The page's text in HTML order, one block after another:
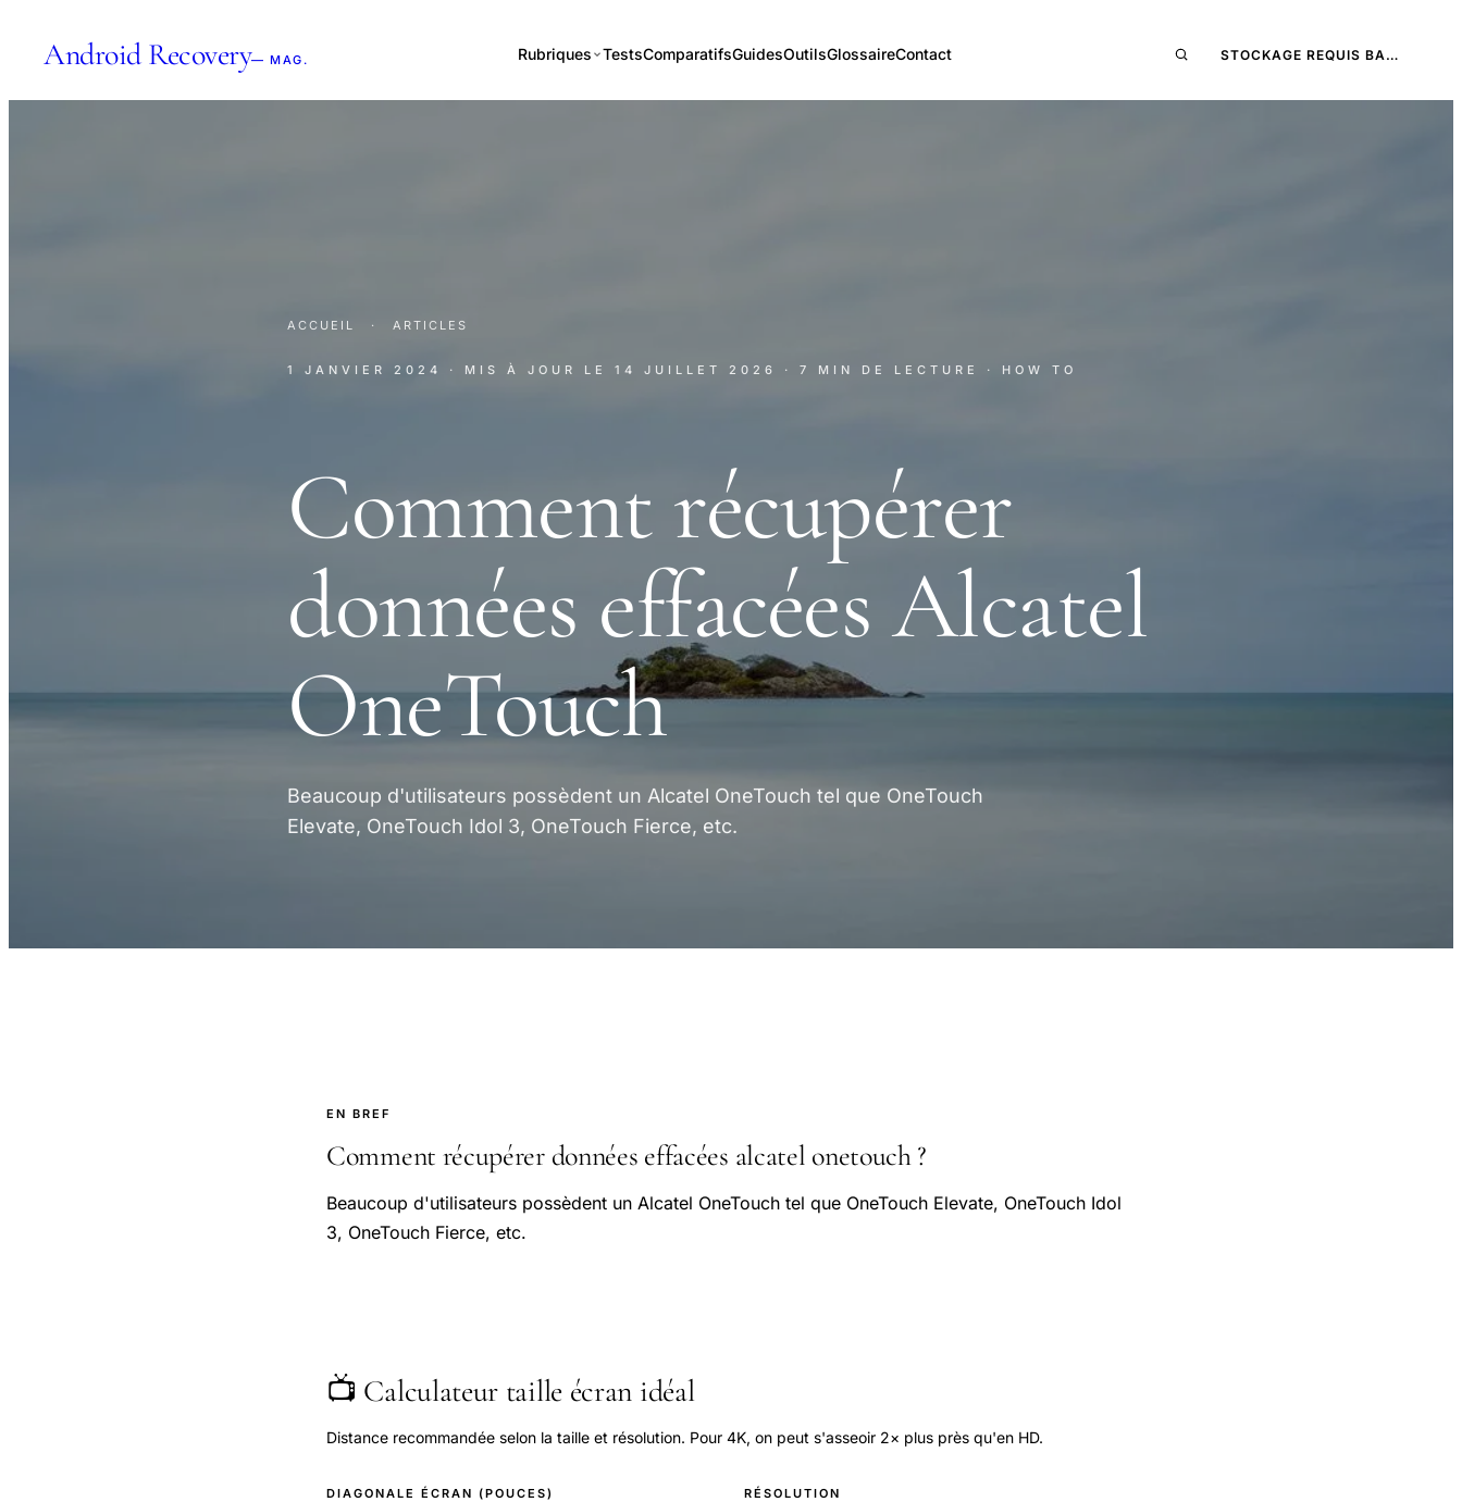
Android Recovery— MAG. Rubriques TestsComparatifsGuidesOutilsGlossaireContact STOCKAGE REQUIS BA…
ACCUEIL · ARTICLES
1 JANVIER 2024 · MIS À JOUR LE 14 JUILLET 2026 · 7 MIN DE LECTURE · HOW TO
Comment récupérer
données effacées Alcatel
OneTouch
Beaucoup d'utilisateurs possèdent un Alcatel OneTouch tel que OneTouch
Elevate, OneTouch Idol 3, OneTouch Fierce, etc.
EN BREF
Comment récupérer données effacées alcatel onetouch ?
Beaucoup d'utilisateurs possèdent un Alcatel OneTouch tel que OneTouch Elevate, OneTouch Idol
3, OneTouch Fierce, etc.
📺 Calculateur taille écran idéal
Distance recommandée selon la taille et résolution. Pour 4K, on peut s'asseoir 2× plus près qu'en HD.
DIAGONALE ÉCRAN (POUCES) RÉSOLUTION